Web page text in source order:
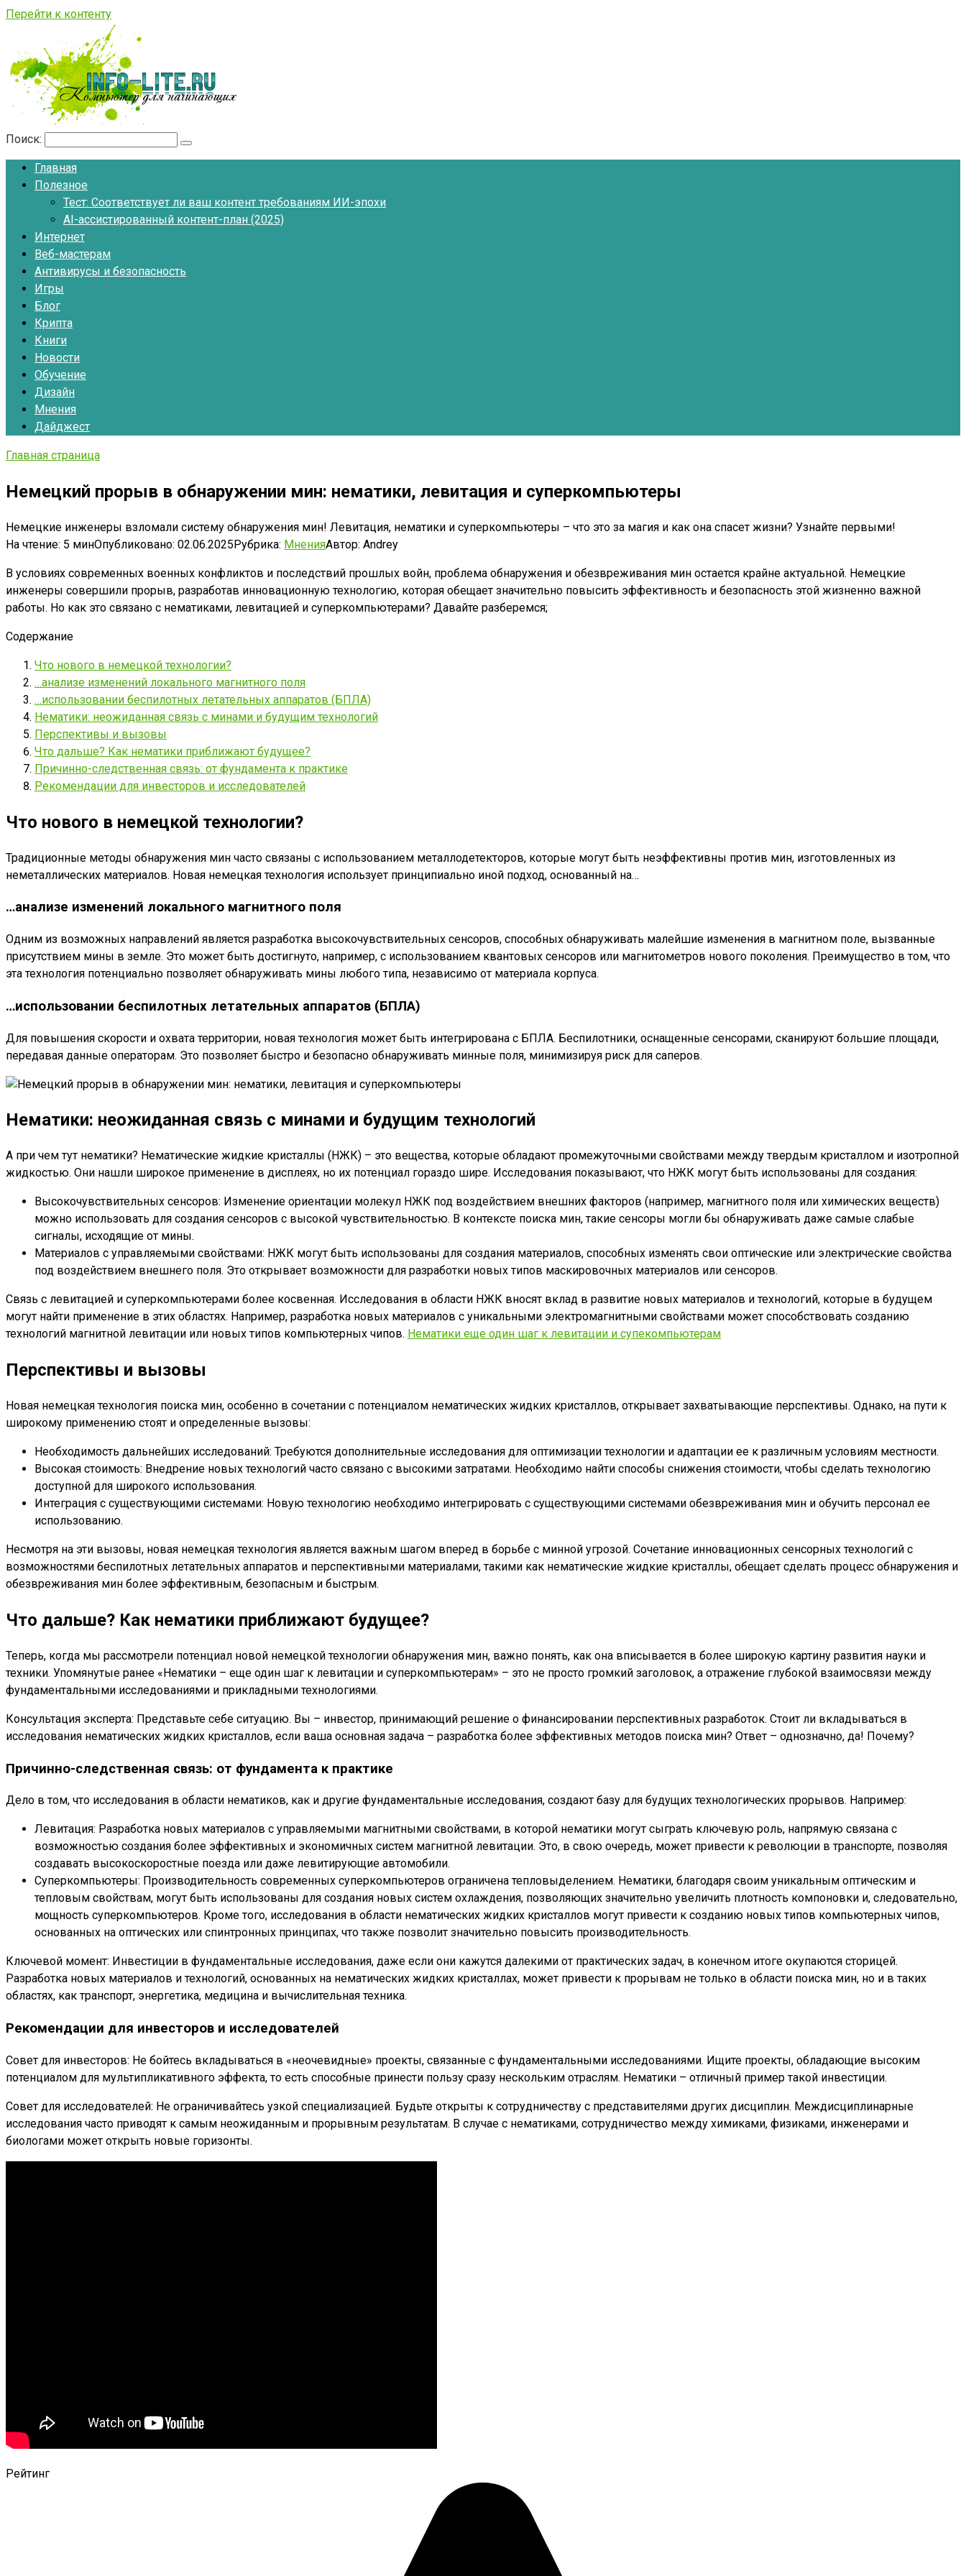
Перейти к контенту
Поиск:
Главная
Полезное
Тест: Соответствует ли ваш контент требованиям ИИ-эпохи
AI-ассистированный контент-план (2025)
Интернет
Веб-мастерам
Антивирусы и безопасность
Игры
Блог
Крипта
Книги
Новости
Обучение
Дизайн
Мнения
Дайджест
Главная страница
Немецкий прорыв в обнаружении мин: нематики, левитация и суперкомпьютеры
Немецкие инженеры взломали систему обнаружения мин! Левитация, нематики и суперкомпьютеры – что это за магия и как она спасет жизни? Узнайте первыми!
На чтение: 5 минОпубликовано: 02.06.2025Рубрика: МненияАвтор: Andrey
В условиях современных военных конфликтов и последствий прошлых войн, проблема обнаружения и обезвреживания мин остается крайне актуальной. Немецкие
инженеры совершили прорыв, разработав инновационную технологию, которая обещает значительно повысить эффективность и безопасность этой жизненно важной
работы. Но как это связано с нематиками, левитацией и суперкомпьютерами? Давайте разберемся;
Содержание
Что нового в немецкой технологии?
…анализе изменений локального магнитного поля
…использовании беспилотных летательных аппаратов (БПЛА)
Нематики: неожиданная связь с минами и будущим технологий
Перспективы и вызовы
Что дальше? Как нематики приближают будущее?
Причинно-следственная связь: от фундамента к практике
Рекомендации для инвесторов и исследователей
Что нового в немецкой технологии?
Традиционные методы обнаружения мин часто связаны с использованием металлодетекторов, которые могут быть неэффективны против мин, изготовленных из
неметаллических материалов. Новая немецкая технология использует принципиально иной подход, основанный на…
…анализе изменений локального магнитного поля
Одним из возможных направлений является разработка высокочувствительных сенсоров, способных обнаруживать малейшие изменения в магнитном поле, вызванные
присутствием мины в земле. Это может быть достигнуто, например, с использованием квантовых сенсоров или магнитометров нового поколения. Преимущество в том, что
эта технология потенциально позволяет обнаруживать мины любого типа, независимо от материала корпуса.
…использовании беспилотных летательных аппаратов (БПЛА)
Для повышения скорости и охвата территории, новая технология может быть интегрирована с БПЛА. Беспилотники, оснащенные сенсорами, сканируют большие площади,
передавая данные операторам. Это позволяет быстро и безопасно обнаруживать минные поля, минимизируя риск для саперов.
Нематики: неожиданная связь с минами и будущим технологий
А при чем тут нематики? Нематические жидкие кристаллы (НЖК) – это вещества, которые обладают промежуточными свойствами между твердым кристаллом и изотропной
жидкостью. Они нашли широкое применение в дисплеях, но их потенциал гораздо шире. Исследования показывают, что НЖК могут быть использованы для создания:
Высокочувствительных сенсоров: Изменение ориентации молекул НЖК под воздействием внешних факторов (например, магнитного поля или химических веществ)
можно использовать для создания сенсоров с высокой чувствительностью. В контексте поиска мин, такие сенсоры могли бы обнаруживать даже самые слабые
сигналы, исходящие от мины.
Материалов с управляемыми свойствами: НЖК могут быть использованы для создания материалов, способных изменять свои оптические или электрические свойства
под воздействием внешнего поля. Это открывает возможности для разработки новых типов маскировочных материалов или сенсоров.
Связь с левитацией и суперкомпьютерами более косвенная. Исследования в области НЖК вносят вклад в развитие новых материалов и технологий, которые в будущем
могут найти применение в этих областях. Например, разработка новых материалов с уникальными электромагнитными свойствами может способствовать созданию
технологий магнитной левитации или новых типов компьютерных чипов. Нематики еще один шаг к левитации и супекомпьютерам
Перспективы и вызовы
Новая немецкая технология поиска мин, особенно в сочетании с потенциалом нематических жидких кристаллов, открывает захватывающие перспективы. Однако, на пути к
широкому применению стоят и определенные вызовы:
Необходимость дальнейших исследований: Требуются дополнительные исследования для оптимизации технологии и адаптации ее к различным условиям местности.
Высокая стоимость: Внедрение новых технологий часто связано с высокими затратами. Необходимо найти способы снижения стоимости, чтобы сделать технологию
доступной для широкого использования.
Интеграция с существующими системами: Новую технологию необходимо интегрировать с существующими системами обезвреживания мин и обучить персонал ее
использованию.
Несмотря на эти вызовы, новая немецкая технология является важным шагом вперед в борьбе с минной угрозой. Сочетание инновационных сенсорных технологий с
возможностями беспилотных летательных аппаратов и перспективными материалами, такими как нематические жидкие кристаллы, обещает сделать процесс обнаружения и
обезвреживания мин более эффективным, безопасным и быстрым.
Что дальше? Как нематики приближают будущее?
Теперь, когда мы рассмотрели потенциал новой немецкой технологии обнаружения мин, важно понять, как она вписывается в более широкую картину развития науки и
техники. Упомянутые ранее «Нематики – еще один шаг к левитации и суперкомпьютерам» – это не просто громкий заголовок, а отражение глубокой взаимосвязи между
фундаментальными исследованиями и прикладными технологиями.
Консультация эксперта: Представьте себе ситуацию. Вы – инвестор, принимающий решение о финансировании перспективных разработок. Стоит ли вкладываться в
исследования нематических жидких кристаллов, если ваша основная задача – разработка более эффективных методов поиска мин? Ответ – однозначно, да! Почему?
Причинно-следственная связь: от фундамента к практике
Дело в том, что исследования в области нематиков, как и другие фундаментальные исследования, создают базу для будущих технологических прорывов. Например:
Левитация: Разработка новых материалов с управляемыми магнитными свойствами, в которой нематики могут сыграть ключевую роль, напрямую связана с
возможностью создания более эффективных и экономичных систем магнитной левитации. Это, в свою очередь, может привести к революции в транспорте, позволяя
создавать высокоскоростные поезда или даже левитирующие автомобили.
Суперкомпьютеры: Производительность современных суперкомпьютеров ограничена тепловыделением. Нематики, благодаря своим уникальным оптическим и
тепловым свойствам, могут быть использованы для создания новых систем охлаждения, позволяющих значительно увеличить плотность компоновки и, следовательно,
мощность суперкомпьютеров. Кроме того, исследования в области нематических жидких кристаллов могут привести к созданию новых типов компьютерных чипов,
основанных на оптических или спинтронных принципах, что также позволит значительно повысить производительность.
Ключевой момент: Инвестиции в фундаментальные исследования, даже если они кажутся далекими от практических задач, в конечном итоге окупаются сторицей.
Разработка новых материалов и технологий, основанных на нематических жидких кристаллах, может привести к прорывам не только в области поиска мин, но и в таких
областях, как транспорт, энергетика, медицина и вычислительная техника.
Рекомендации для инвесторов и исследователей
Совет для инвесторов: Не бойтесь вкладываться в «неочевидные» проекты, связанные с фундаментальными исследованиями. Ищите проекты, обладающие высоким
потенциалом для мультипликативного эффекта, то есть способные принести пользу сразу нескольким отраслям. Нематики – отличный пример такой инвестиции.
Совет для исследователей: Не ограничивайтесь узкой специализацией. Будьте открыты к сотрудничеству с представителями других дисциплин. Междисциплинарные
исследования часто приводят к самым неожиданным и прорывным результатам. В случае с нематиками, сотрудничество между химиками, физиками, инженерами и
биологами может открыть новые горизонты.
Рейтинг